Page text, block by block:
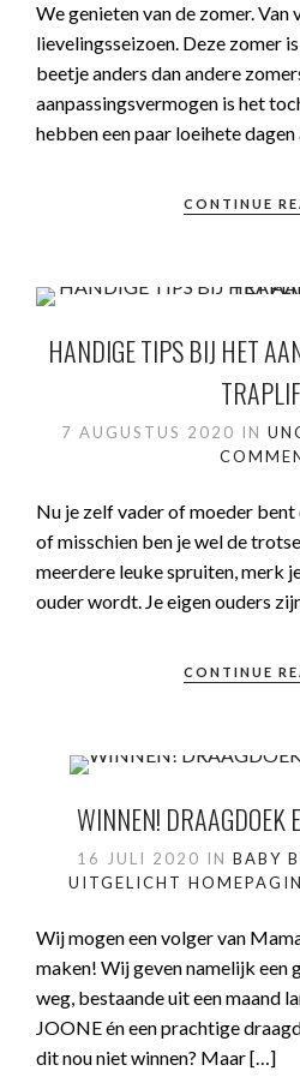
We genieten van de zomer. Van
lievelingsseizoen. Deze zomer
beetje anders dan andere
aanpassingsvermogen is het
hebben een paar loeihete
CONTINUE
HANDIGE TIPS BIJ HET
7 AUGUSTUS 2020 IN
Nu je zelf vader of moeder bent
of misschien ben je wel de
meerdere leuke spruiten, merk
ouder wordt. Je eigen ouders
CONTINUE
WINNEN! DRAAGDOEK
16 JULI 2020 IN BABY
UITGELICHT
Wij mogen een volger van
maken! Wij geven namelijk een
weg, bestaande uit een maand
JOONE én een prachtige
dit nou niet winnen? Maar […]